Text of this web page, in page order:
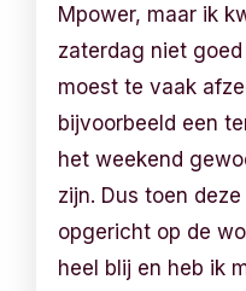
Mpower, maar ik
zaterdag niet
moest te vaak
bijvoorbeeld een
het weekend
zijn. Dus toen
opgericht op de
heel blij en heb ik